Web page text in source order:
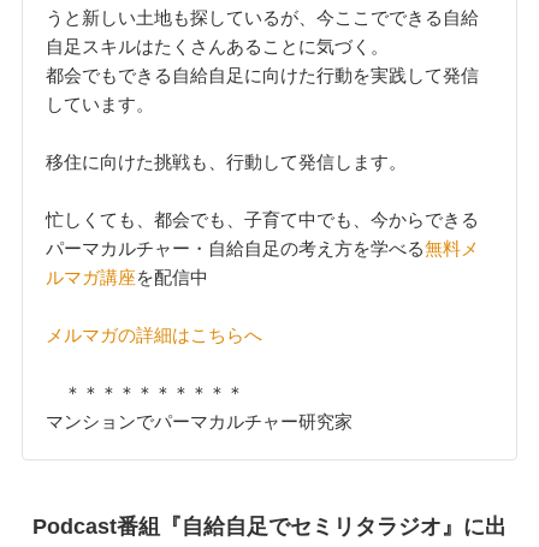
うと新しい土地も探しているが、今ここでできる自給
自足スキルはたくさんあることに気づく。
都会でもできる自給自足に向けた行動を実践して発信
しています。
移住に向けた挑戦も、行動して発信します。
忙しくても、都会でも、子育て中でも、今からできる
パーマカルチャー・自給自足の考え方を学べる無料メ
ルマガ講座を配信中
メルマガの詳細はこちらへ
＊＊＊＊＊＊＊＊＊＊
マンションでパーマカルチャー研究家
Podcast番組『自給自足でセミリタラジオ』に出